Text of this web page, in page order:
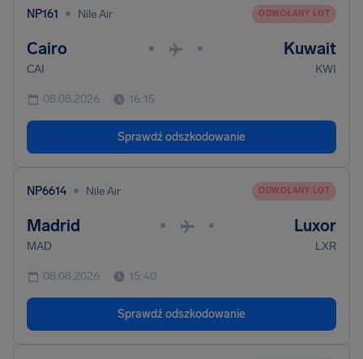
NP161 • Nile Air ODWOŁANY LOT
Cairo • • Kuwait
CAI KWI
08.08.2026 16:15
Sprawdź odszkodowanie
NP6614 • Nile Air ODWOŁANY LOT
Madrid • • Luxor
MAD LXR
08.08.2026 15:40
Sprawdź odszkodowanie